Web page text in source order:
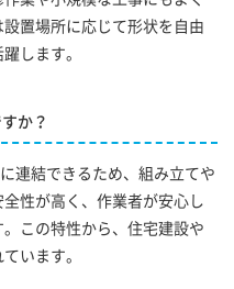
置場所に応じて形状を自由
します。
か？
連結できるため、組み立てや
性が高く、作業者が安心し
この特性から、住宅建設や
います。